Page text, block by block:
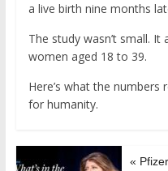
a live birth nine months
The study wasn’t small.
women aged 18 to 39.
Here’s what the
for humanity.
«